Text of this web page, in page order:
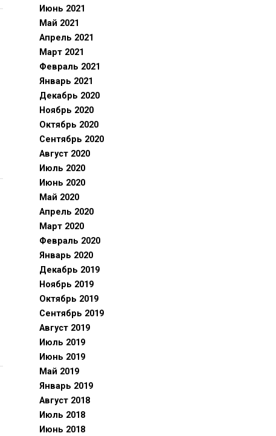
Июнь 2021
Май 2021
Апрель 2021
Март 2021
Февраль 2021
Январь 2021
Декабрь 2020
Ноябрь 2020
Октябрь 2020
Сентябрь 2020
Август 2020
Июль 2020
Июнь 2020
Май 2020
Апрель 2020
Март 2020
Февраль 2020
Январь 2020
Декабрь 2019
Ноябрь 2019
Октябрь 2019
Сентябрь 2019
Август 2019
Июль 2019
Июнь 2019
Май 2019
Январь 2019
Август 2018
Июль 2018
Июнь 2018